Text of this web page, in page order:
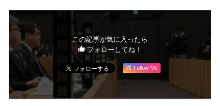
この記事が気に入ったら
フォローしてね！
Follow Me